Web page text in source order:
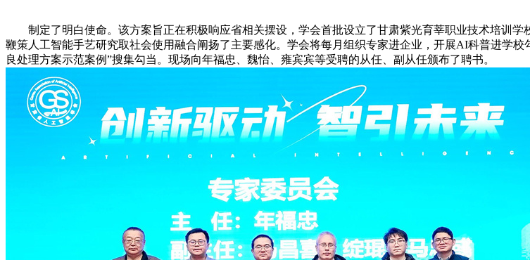
制定了明白使命。该方案旨正在积极响应省相关摆设，学会首批设立了甘肃紫光育莘职业技术培训学
鞭策人工智能手艺研究取社会使用融合阐扬了主要感化。学会将每月组织专家进企业，开展AI科普进学
良处理方案示范案例”搜集勾当。现场向年福忠、魏怡、雍宾宾等受聘的从任、副从任颁布了聘书。